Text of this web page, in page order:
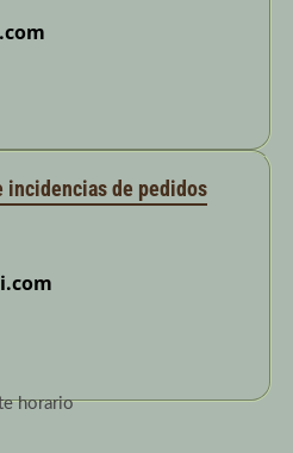
incidencias de pedidos
horario